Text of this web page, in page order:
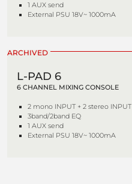
1 AUX send
External PSU 18V~ 1000mA
ARCHIVED
L-PAD 6
6 CHANNEL MIXING CONSOLE
2 mono INPUT + 2 stereo INPUT
3band/2band EQ
1 AUX send
External PSU 18V~ 1000mA